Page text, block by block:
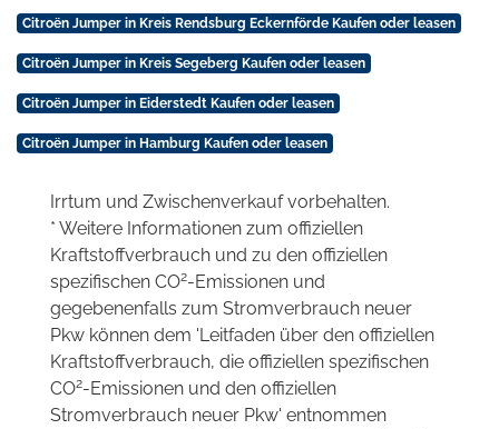
Citroën Jumper in Kreis Rendsburg Eckernförde Kaufen oder leasen
Citroën Jumper in Kreis Segeberg Kaufen oder leasen
Citroën Jumper in Eiderstedt Kaufen oder leasen
Citroën Jumper in Hamburg Kaufen oder leasen
Irrtum und Zwischenverkauf vorbehalten.
* Weitere Informationen zum offiziellen
Kraftstoffverbrauch und zu den offiziellen
spezifischen CO2-Emissionen und
gegebenenfalls zum Stromverbrauch neuer
Pkw können dem 'Leitfaden über den offiziellen
Kraftstoffverbrauch, die offiziellen spezifischen
CO2-Emissionen und den offiziellen
Stromverbrauch neuer Pkw' entnommen